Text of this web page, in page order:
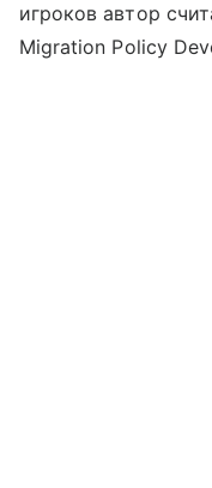
игроков автор
Migration Policy